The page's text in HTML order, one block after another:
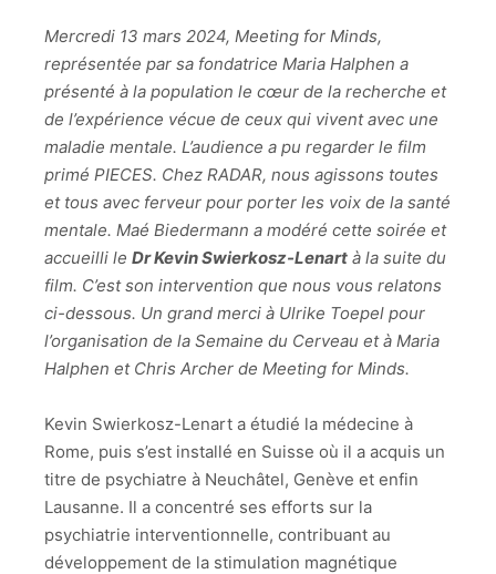
Mercredi 13 mars 2024, Meeting for Minds,
représentée par sa fondatrice Maria Halphen a
présenté à la population le cœur de la recherche et
de l’expérience vécue de ceux qui vivent avec une
maladie mentale. L’audience a pu regarder le film
primé PIECES. Chez RADAR, nous agissons toutes
et tous avec ferveur pour porter les voix de la santé
mentale. Maé Biedermann a modéré cette soirée et
accueilli le Dr Kevin Swierkosz-Lenart à la suite du
film. C’est son intervention que nous vous relatons
ci-dessous. Un grand merci à Ulrike Toepel pour
l’organisation de la Semaine du Cerveau et à Maria
Halphen et Chris Archer de Meeting for Minds.
Kevin Swierkosz-Lenart a étudié la médecine à
Rome, puis s’est installé en Suisse où il a acquis un
titre de psychiatre à Neuchâtel, Genève et enfin
Lausanne. Il a concentré ses efforts sur la
psychiatrie interventionnelle, contribuant au
développement de la stimulation magnétique